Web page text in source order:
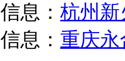
息： 杭州
息： 重庆